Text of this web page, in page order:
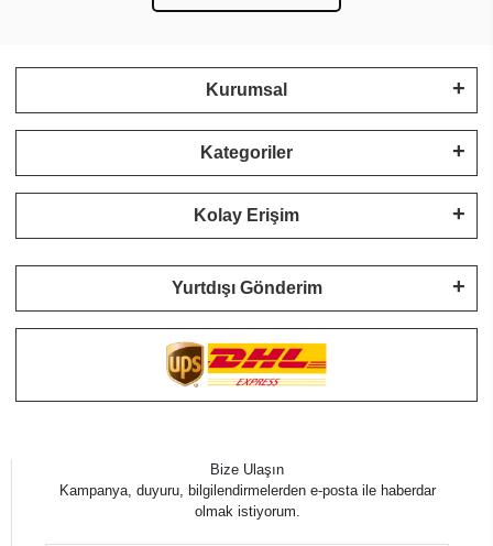
Kurumsal
Kategoriler
Kolay Erişim
Yurtdışı Gönderim
Bize Ulaşın
Kampanya, duyuru, bilgilendirmelerden e-posta ile haberdar
olmak istiyorum.